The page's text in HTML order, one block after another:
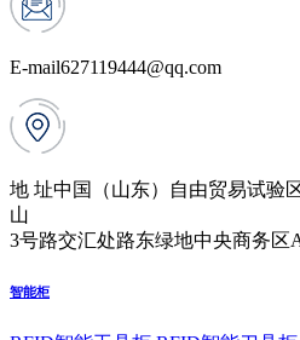
E-mail627119444@qq.com
地 址中国（山东）自由贸易试验
山
3号路交汇处路东绿地中央商务区
智能柜